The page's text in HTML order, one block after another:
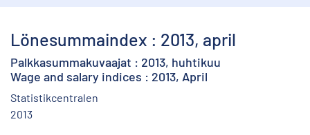
Lönesummaindex : 2013, april
Palkkasummakuvaajat : 2013, huhtikuu
Wage and salary indices : 2013, April
Statistikcentralen
2013